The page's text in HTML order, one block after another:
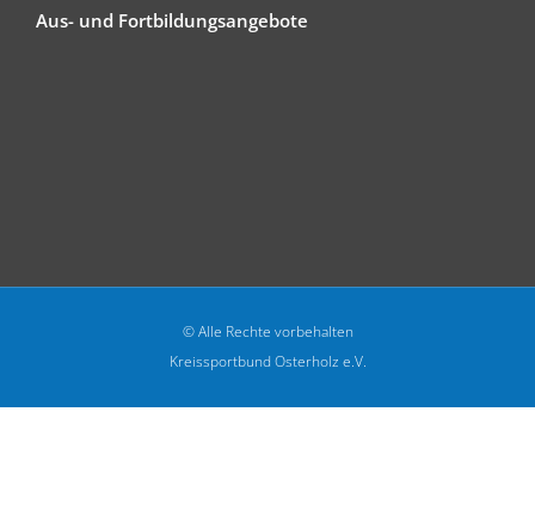
Aus- und Fortbildungsangebote
© Alle Rechte vorbehalten
Kreissportbund Osterholz e.V.